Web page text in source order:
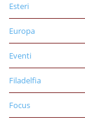
Esteri
Europa
Eventi
Filadelfia
Focus